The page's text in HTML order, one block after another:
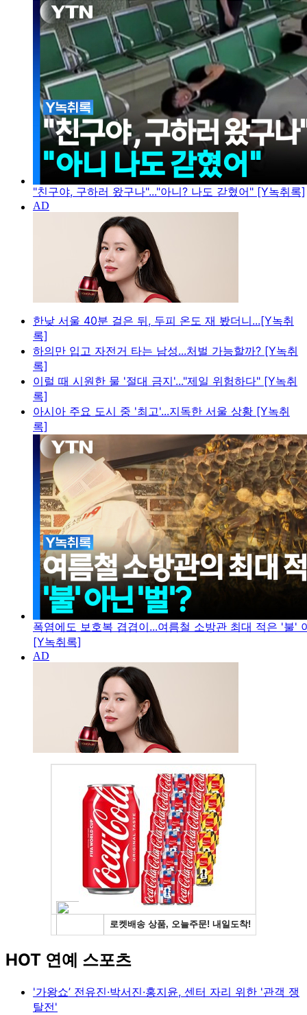
"친구야, 구하러 왔구나"..."아니? 나도 갇혔어" [Y녹취록]
한낮 서울 40분 걸은 뒤, 두피 온도 재 봤더니...[Y녹취
록]
하의만 입고 자전거 타는 남성...처벌 가능할까? [Y녹취
록]
이럴 때 시원한 물 '절대 금지'..."제일 위험하다" [Y녹취
록]
아시아 주요 도시 중 '최고'...지독한 서울 상황 [Y녹취
록]
폭염에도 보호복 겹겹이...여름철 소방관 최대 적은 '불'
[Y녹취록]
HOT 연예 스포츠
'가왕쇼’ 전유진·박서진·홍지윤, 센터 자리 위한 '관객 쟁
탈전'